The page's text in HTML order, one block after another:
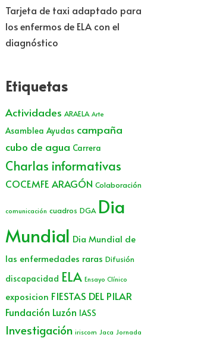
Tarjeta de taxi adaptado para
los enfermos de ELA con el
diagnóstico
Etiquetas
Actividades ARAELA Arte
Asamblea Ayudas campaña
cubo de agua Carrera
Charlas informativas
COCEMFE ARAGÓN Colaboración
comunicación cuadros DGA Dia
Mundial Dia Mundial de
las enfermedades raras Difusión
discapacidad ELA Ensayo Clínico
exposicion FIESTAS DEL PILAR
Fundación Luzón IASS
Investigación iriscom Jaca Jornada